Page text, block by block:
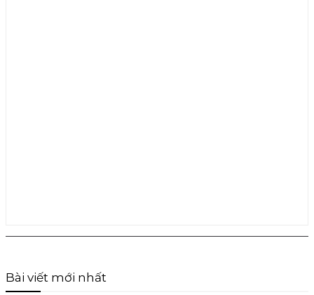
Bài viết mới nhất